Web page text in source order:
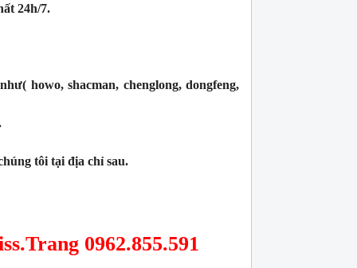
lá côn huyndai hd 120 máy d6ga bản 395,
24h/7.
howo, shacman, chenglong, dongfeng,
tôi tại địa chỉ sau.
0962.855.591